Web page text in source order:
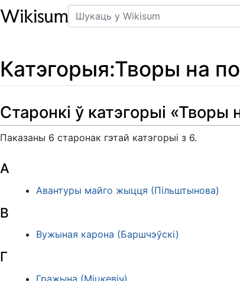
Пошук
Катэгорыя:Творы на
Старонкі ў катэгорыі «Творы
Паказаны 6 старонак гэтай катэгорыі з 6.
А
Авантуры майго жыцця (Пільштынова)
В
Вужыная карона (Баршчэўскі)
Г
Гражына (Міцкевіч)